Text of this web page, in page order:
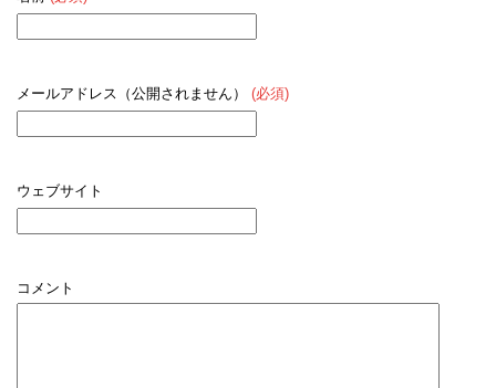
メールアドレス（公開されません） (必須)
ウェブサイト
コメント